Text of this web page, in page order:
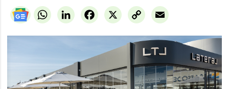
WhatsAppLinkedIn X
Facebook
Copy
Link
Email